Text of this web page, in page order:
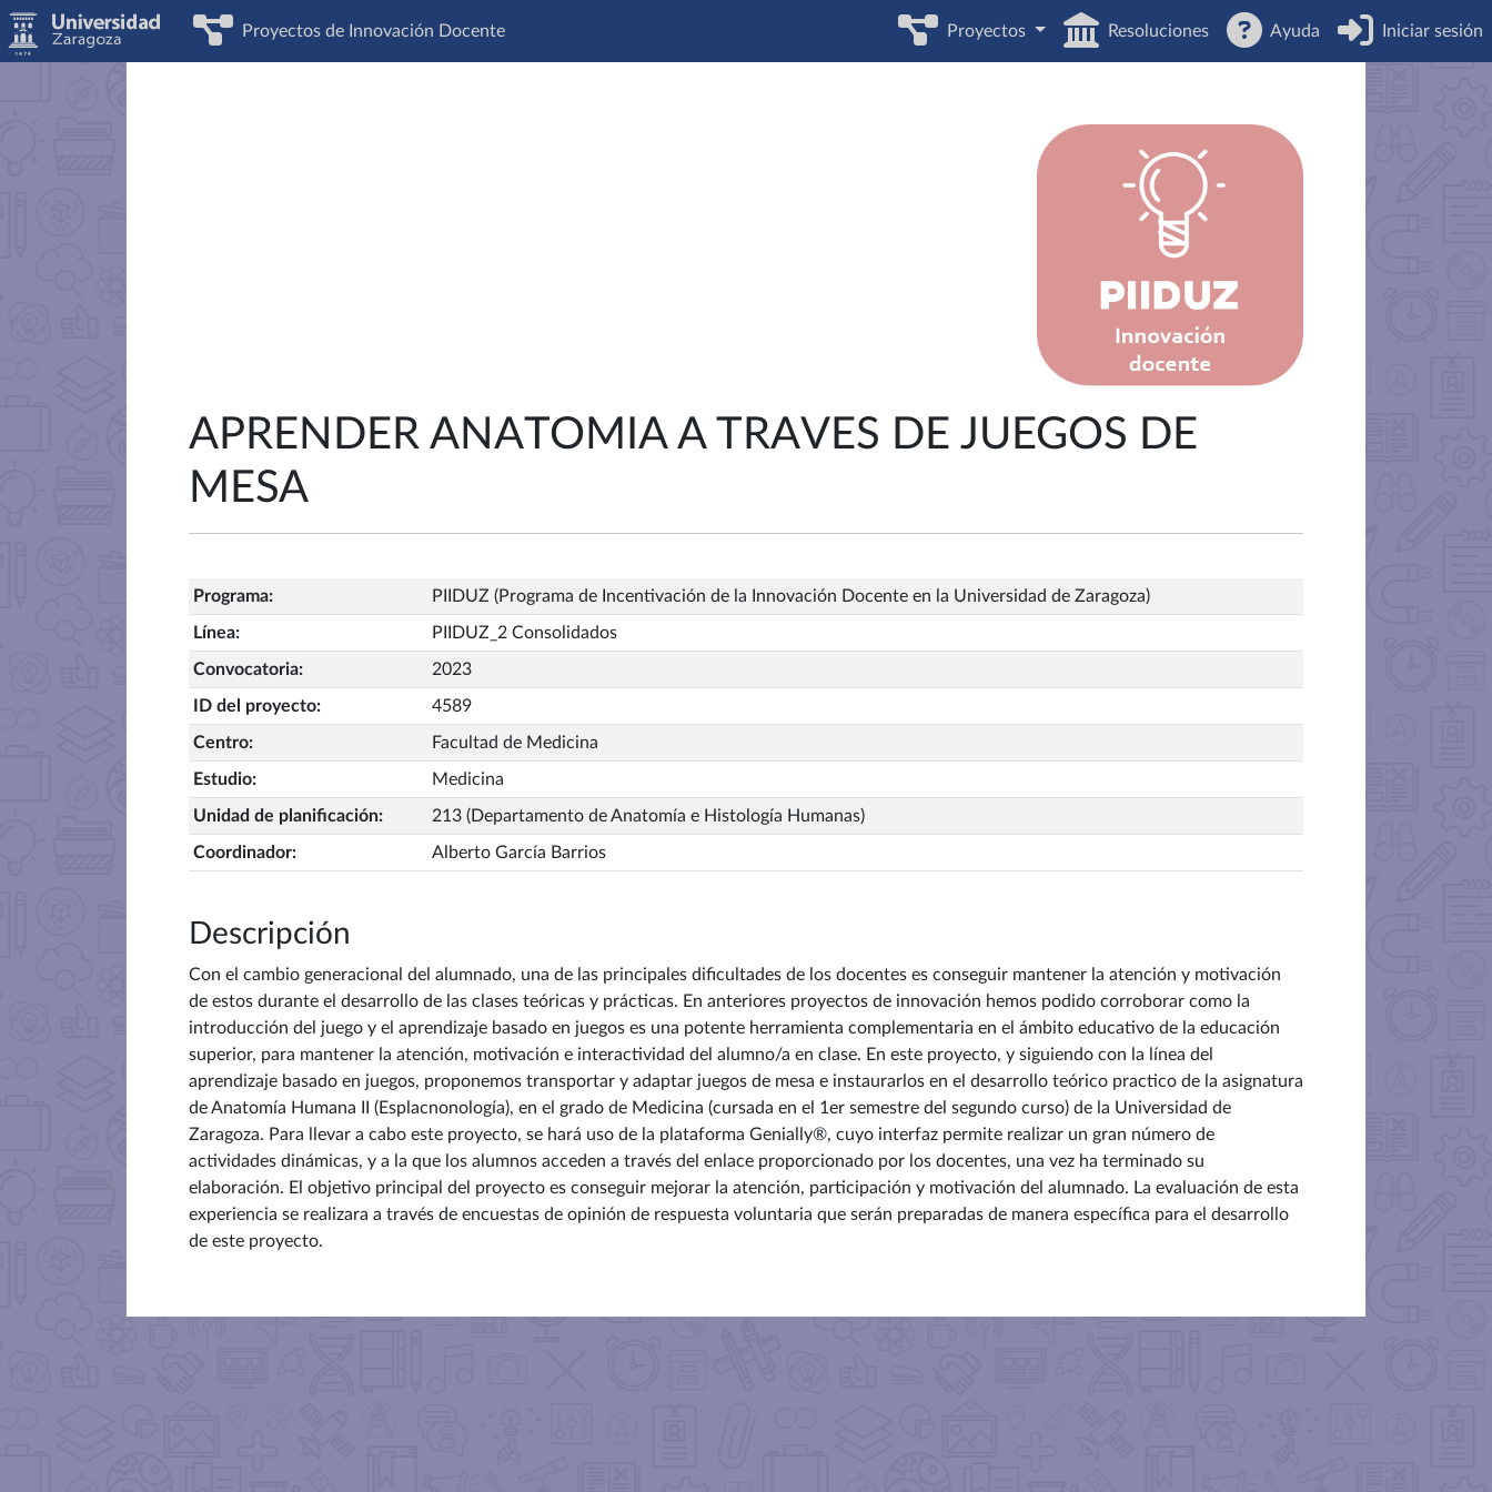
Proyectos de Innovación Docente Proyectos Resoluciones Ayuda Iniciar sesión
APRENDER ANATOMIA A TRAVES DE JUEGOS DE
MESA
Programa: PIIDUZ (Programa de Incentivación de la Innovación Docente en la Universidad de Zaragoza)
Línea: PIIDUZ_2 Consolidados
Convocatoria: 2023
ID del proyecto: 4589
Centro: Facultad de Medicina
Estudio: Medicina
Unidad de planificación: 213 (Departamento de Anatomía e Histología Humanas)
Coordinador: Alberto García Barrios
Descripción
Con el cambio generacional del alumnado, una de las principales dificultades de los docentes es conseguir mantener la atención y motivación
de estos durante el desarrollo de las clases teóricas y prácticas. En anteriores proyectos de innovación hemos podido corroborar como la
introducción del juego y el aprendizaje basado en juegos es una potente herramienta complementaria en el ámbito educativo de la educación
superior, para mantener la atención, motivación e interactividad del alumno/a en clase. En este proyecto, y siguiendo con la línea del
aprendizaje basado en juegos, proponemos transportar y adaptar juegos de mesa e instaurarlos en el desarrollo teórico practico de la asignatura
de Anatomía Humana II (Esplacnonología), en el grado de Medicina (cursada en el 1er semestre del segundo curso) de la Universidad de
Zaragoza. Para llevar a cabo este proyecto, se hará uso de la plataforma Genially®, cuyo interfaz permite realizar un gran número de
actividades dinámicas, y a la que los alumnos acceden a través del enlace proporcionado por los docentes, una vez ha terminado su
elaboración. El objetivo principal del proyecto es conseguir mejorar la atención, participación y motivación del alumnado. La evaluación de esta
experiencia se realizara a través de encuestas de opinión de respuesta voluntaria que serán preparadas de manera específica para el desarrollo
de este proyecto.